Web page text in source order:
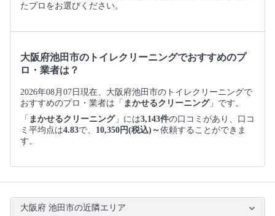
たプロをお選びください。
大阪府池田市のトイレクリーニングでおすすめのプ
ロ・業者は？
2026年08月07日現在、大阪府池田市のトイレクリーニングで
おすすめのプロ・業者は「 まかせるクリーニング」です。
「 まかせるクリーニング」には3,143件の口コミがあり、口コ
ミ平均点は4.83で、 10,350円(税込)～依頼することができま
す。
大阪府 池田市の近隣エリア